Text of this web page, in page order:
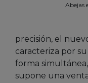
Abejas
precisión, el
caracteriza por
forma
supone una